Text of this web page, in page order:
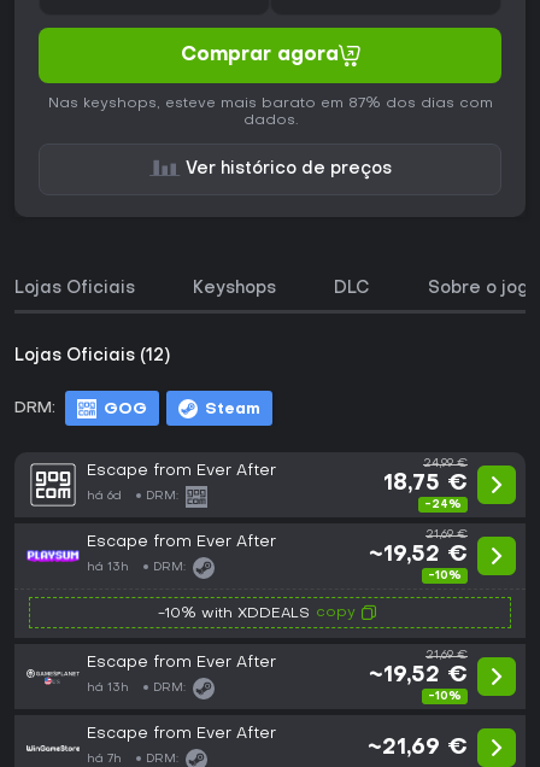
Comprar agora
Nas keyshops, esteve mais barato em 87% dos dias com
dados.
Ver histórico de preços
Lojas Oficiais Keyshops DLC Sobre o jogo
Lojas Oficiais (12)
DRM: GOG Steam
Escape from Ever After
há 6d DRM:
24,99 €
18,75 €
-24%
Escape from Ever After
há 13h DRM:
21,69 €
~19,52 €
-10%
-10% with XDDEALS copy
Escape from Ever After
há 13h DRM:
21,69 €
~19,52 €
-10%
Escape from Ever After
há 7h DRM:
~21,69 €